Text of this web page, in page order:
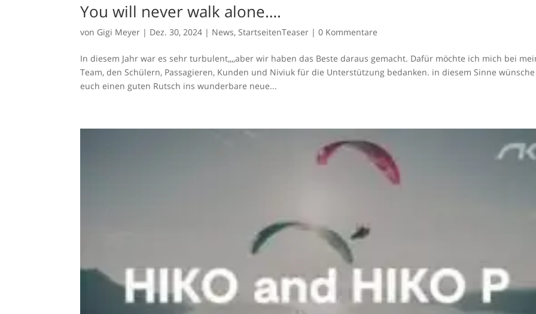
You will never walk alone….
von Gigi Meyer | Dez. 30, 2024 | News,StartseitenTeaser |0 Kommentare
In diesem Jahr war es sehr turbulent,,,,aber wir haben das Beste daraus gemacht. Dafür möchte ich mich bei
Team, den Schülern, Passagieren, Kunden und Niviuk für die Unterstützung bedanken. in diesem Sinne
euch einen guten Rutsch ins wunderbare neue...
tun !